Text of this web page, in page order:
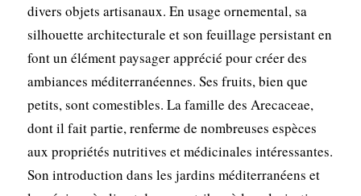
divers objets artisanaux. En usage ornemental, sa
silhouette architecturale et son feuillage persistant en
font un élément paysager apprécié pour créer des
ambiances méditerranéennes. Ses fruits, bien que
petits, sont comestibles. La famille des Arecaceae,
dont il fait partie, renferme de nombreuses espèces
aux propriétés nutritives et médicinales intéressantes.
Son introduction dans les jardins méditerranéens et